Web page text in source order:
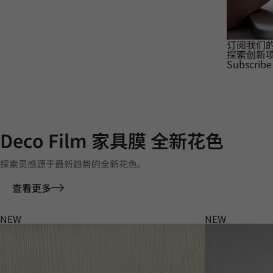
订阅我们
探索创新
Subscribe
Deco Film 家具膜 全新花色
探索灵感源于最新趋势的全新花色。
查看更多
NEW NEW